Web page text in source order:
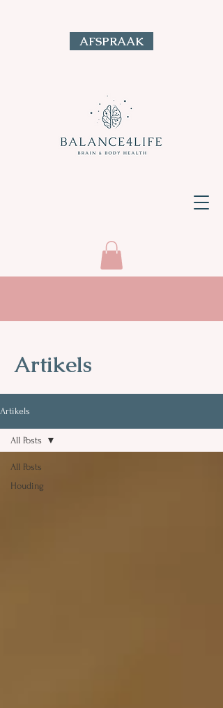
AFSPRAAK
Artikels
Artikels
All Posts
Houding
All Posts